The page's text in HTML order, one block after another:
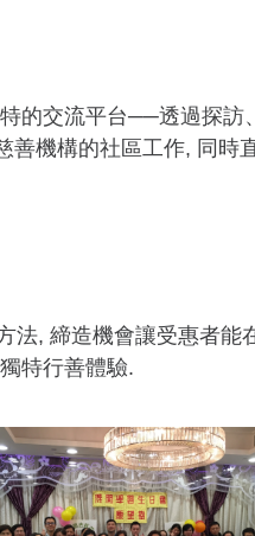
的交流平台──透過探訪
善機構的社區工作, 同時
法, 締造機會讓受惠者能
特行善體驗.